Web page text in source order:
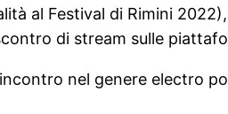
al Festival di Rimini
di stream sulle
nel genere electro